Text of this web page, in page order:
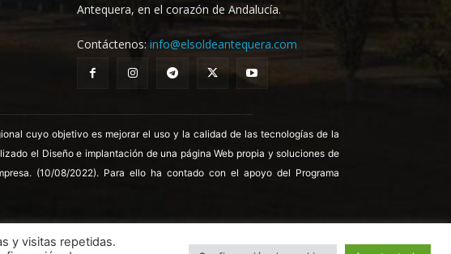
Antequera, en el corazón de Andalucía.
Contáctenos: info@elsoldeantequera.com
cuyo objetivo es mejorar el uso y la calidad de las tecnologías de la
el Diseño e implantación de una página Web propia y soluciones de
(10/08/2022). Para ello ha contado con el apoyo del Programa
y visitas repetidas.